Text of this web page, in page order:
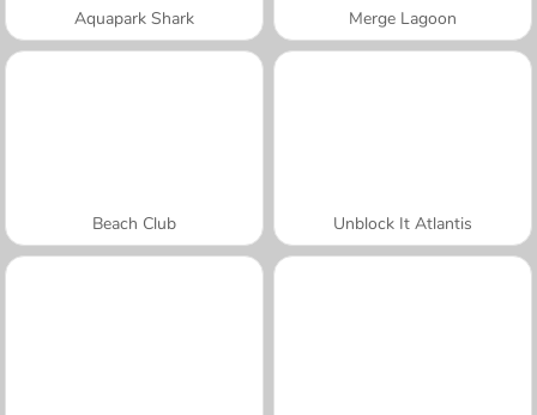
Aquapark Shark Merge Lagoon
Beach Club Unblock It Atlantis